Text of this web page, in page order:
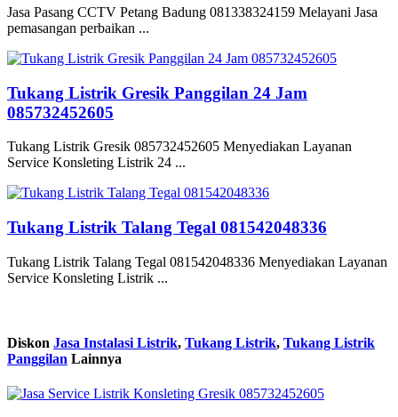
Jasa Pasang CCTV Petang Badung 081338324159 Melayani Jasa
pemasangan perbaikan ...
Tukang Listrik Gresik Panggilan 24 Jam
085732452605
Tukang Listrik Gresik 085732452605 Menyediakan Layanan
Service Konsleting Listrik 24 ...
Tukang Listrik Talang Tegal 081542048336
Tukang Listrik Talang Tegal 081542048336 Menyediakan Layanan
Service Konsleting Listrik ...
Diskon Jasa Instalasi Listrik, Tukang Listrik, Tukang Listrik
Panggilan Lainnya